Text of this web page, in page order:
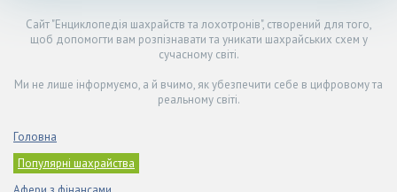
Сайт "Енциклопедія шахрайств та лохотронів", створений для того,
щоб допомогти вам розпізнавати та уникати шахрайських схем у
сучасному світі.
Ми не лише інформуємо, а й вчимо, як убезпечити себе в цифровому та
реальному світі.
Головна
Популярні шахрайства